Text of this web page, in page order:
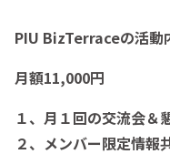
PIU BizTerraceの活動
月額11,000円
１、月１回の交流会＆
２、メンバー限定情報